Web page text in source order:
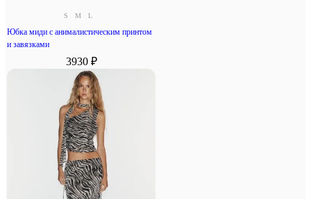
S M L
Юбка миди с анималистическим принтом
и завязками
3930 ₽